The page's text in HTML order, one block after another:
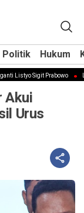
Politik Hukum
Politik Hukum
Listyo Sigit Prabowo
Akui
Urus